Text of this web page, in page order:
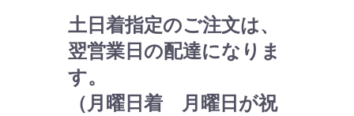
土日着指定のご注文は、
翌営業日の配達になりま
す。
（月曜日着 月曜日が祝